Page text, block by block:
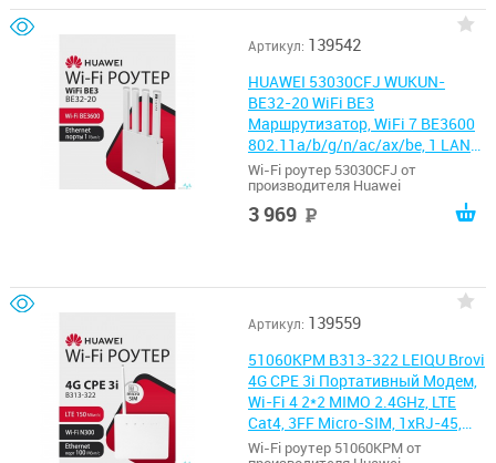
Артикул: 139542
HUAWEI 53030CFJ WUKUN-
BE32-20 WiFi BE3
Маршрутизатор, WiFi 7 BE3600
802.11a/b/g/n/ac/ax/be, 1 LAN
10/100/1000M/2500M, 3 LAN
10/100/1000M
Wi-Fi роутер 53030CFJ от
производителя Huawei
3 969
Артикул: 139559
51060KPM B313-322 LEIQU Brovi
4G CPE 3i Портативный Модем,
Wi-Fi 4 2*2 MIMO 2.4GHz, LTE
Cat4, 3FF Micro-SIM, 1xRJ-45,
SMA (поставляется без
Wi-Fi роутер 51060KPM от